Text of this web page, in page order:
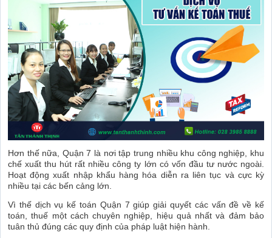
Hơn thế nữa, Quận 7 là nơi tập trung nhiều khu công nghiệp, khu
chế xuất thu hút rất nhiều công ty lớn có vốn đầu tư nước ngoài.
Hoạt động xuất nhập khẩu hàng hóa diễn ra liên tục và cực kỳ
nhiều tại các bến cảng lớn.
Vì thế dịch vụ kế toán Quận 7 giúp giải quyết các vấn đề về kế
toán, thuế một cách chuyên nghiệp, hiệu quả nhất và đảm bảo
tuân thủ đúng các quy định của pháp luật hiện hành.